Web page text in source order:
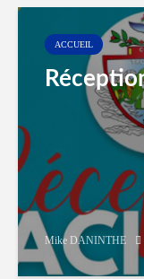
ACCUEIL
Mike DANINTHE